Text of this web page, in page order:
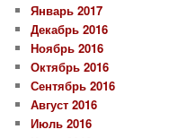
Январь 2017
Декабрь 2016
Ноябрь 2016
Октябрь 2016
Сентябрь 2016
Август 2016
Июль 2016